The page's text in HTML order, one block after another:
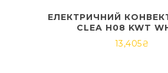
ЕЛЕКТРИЧНИЙ
CLEA H08 KWT
13,405₴